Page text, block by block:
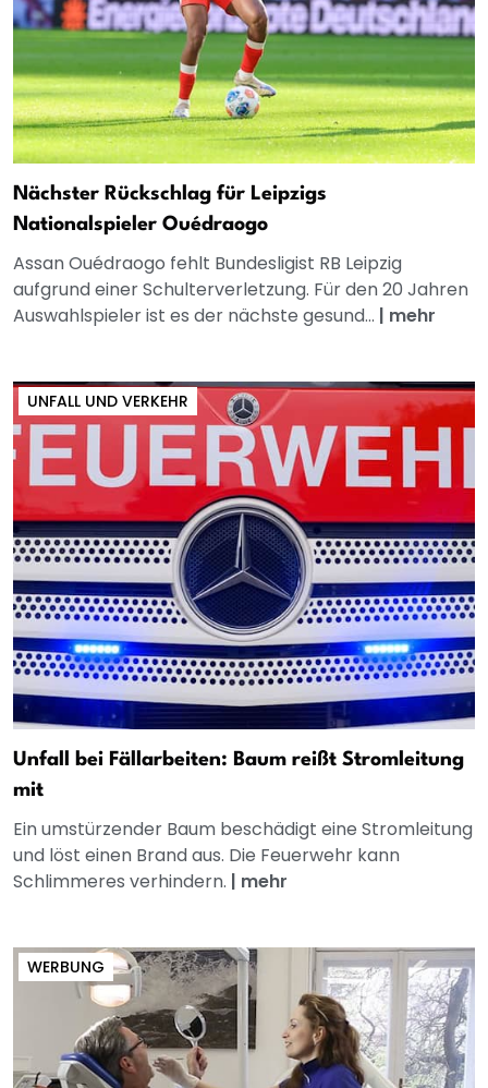
Nächster Rückschlag für Leipzigs
Nationalspieler Ouédraogo
Assan Ouédraogo fehlt Bundesligist RB Leipzig
aufgrund einer Schulterverletzung. Für den 20 Jahren
Auswahlspieler ist es der nächste gesund... | mehr
UNFALL UND VERKEHR
Unfall bei Fällarbeiten: Baum reißt Stromleitung
mit
Ein umstürzender Baum beschädigt eine Stromleitung
und löst einen Brand aus. Die Feuerwehr kann
Schlimmeres verhindern. | mehr
WERBUNG